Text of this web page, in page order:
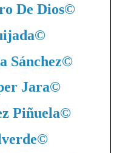
De Dios©
©
Sánchez©
Jara©
Piñuela©
©